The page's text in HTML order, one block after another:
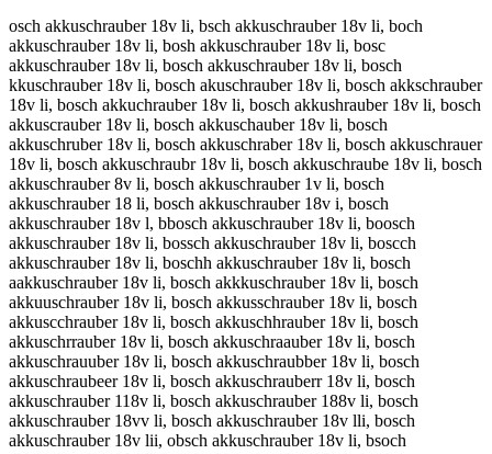
osch akkuschrauber 18v li, bsch akkuschrauber 18v li, boch akkuschrauber 18v li, bosh akkuschrauber 18v li, bosc akkuschrauber 18v li, bosch akkuschrauber 18v li, bosch kkuschrauber 18v li, bosch akuschrauber 18v li, bosch akkschrauber 18v li, bosch akkuchrauber 18v li, bosch akkushrauber 18v li, bosch akkuscrauber 18v li, bosch akkuschauber 18v li, bosch akkuschruber 18v li, bosch akkuschraber 18v li, bosch akkuschrauer 18v li, bosch akkuschraubr 18v li, bosch akkuschraube 18v li, bosch akkuschrauber 8v li, bosch akkuschrauber 1v li, bosch akkuschrauber 18 li, bosch akkuschrauber 18v i, bosch akkuschrauber 18v l, bbosch akkuschrauber 18v li, boosch akkuschrauber 18v li, bossch akkuschrauber 18v li, boscch akkuschrauber 18v li, boschh akkuschrauber 18v li, bosch aakkuschrauber 18v li, bosch akkkuschrauber 18v li, bosch akkuuschrauber 18v li, bosch akkusschrauber 18v li, bosch akkuscchrauber 18v li, bosch akkuschhrauber 18v li, bosch akkuschrrauber 18v li, bosch akkuschraauber 18v li, bosch akkuschrauuber 18v li, bosch akkuschraubber 18v li, bosch akkuschraubeer 18v li, bosch akkuschrauberr 18v li, bosch akkuschrauber 118v li, bosch akkuschrauber 188v li, bosch akkuschrauber 18vv li, bosch akkuschrauber 18v lli, bosch akkuschrauber 18v lii, obsch akkuschrauber 18v li, bsoch akkuschrauber 18v li, bocsh akkuschrauber 18v li, boshc akkuschrauber 18v li, bosc hakkuschrauber 18v li, boscha kkuschrauber 18v li, bosch kakuschrauber 18v li, bosch akukschrauber 18v li, bosch akksuchrauber 18v li, bosch akkucshrauber 18v li, bosch akkushcrauber 18v li, bosch akkuscrhauber 18v li, bosch akkuscharuber 18v li, bosch akkuschruaber 18v li, bosch akkuschrabuer 18v li, bosch akkuschrauebr 18v li, bosch akkuschraubre 18v li, bosch akkuschraube r18v li, bosch akkuschrauber1 8v li, bosch akkuschrauber 81v li, bosch akkuschrauber 1v8 li, bosch akkuschrauber 18 vli, bosch akkuschrauber 18vl i, bosch akkuschrauber 18v il, boschakkuschrauber 18v li, bosch akkuschrauber18v li, bosch akkuschrauber 18vli, osch akkuschrauber 18v li, vosch akkuschrauber 18v li, fosch akkuschrauber 18v li, gosch akkuschrauber 18v li, hosch akkuschrauber 18v li, nosch akkuschrauber 18v li, bisch akkuschrauber 18v li, bksch akkuschrauber 18v li, blsch akkuschrauber 18v li, bpsch akkuschrauber 18v li, b9sch akkuschrauber 18v li, b0sch akkuschrauber 18v li, boqch akkuschrauber 18v li, bowch akkuschrauber 18v li, boech akkuschrauber 18v li, bozch akkuschrauber 18v li, boxch akkuschrauber 18v li, bocch akkuschrauber 18v li, bos h akkuschrauber 18v li, bosxh akkuschrauber 18v li, bossh akkuschrauber 18v li, bosdh akkuschrauber 18v li, bosfh akkuschrauber 18v li, bosvh akkuschrauber 18v li, boscb akkuschrauber 18v li, boscg akkuschrauber 18v li, bosct akkuschrauber 18v li, boscy akkuschrauber 18v li, boscu akkuschrauber 18v li, boscj akkuschrauber 18v li, boscm akkuschrauber 18v li, boscn akkuschrauber 18v li, bosch qkkuschrauber 18v li, bosch wkkuschrauber 18v li, bosch zkkuschrauber 18v li, bosch xkkuschrauber 18v li, bosch aukuschrauber 18v li, bosch ajkuschrauber 18v li, bosch amkuschrauber 18v li, bosch alkuschrauber 18v li, bosch aokuschrauber 18v li, bosch akuuschrauber 18v li, bosch akjuschrauber 18v li, bosch akmuschrauber 18v li, bosch akluschrauber 18v li, bosch akouschrauber 18v li, bosch akkyschrauber 18v li, bosch akkhschrauber 18v li, bosch akkjschrauber 18v li, bosch akkkschrauber 18v li, bosch akkischrauber 18v li, bosch akk7schrauber 18v li, bosch akk8schrauber 18v li, bosch akkuqchrauber 18v li, bosch akkuwchrauber 18v li, bosch akkuechrauber 18v li, bosch akkuzchrauber 18v li, bosch akkuxchrauber 18v li, bosch akkucchrauber 18v li, bosch akkus hrauber 18v li, bosch akkusxhrauber 18v li, bosch akkusshrauber 18v li, bosch akkusdhrauber 18v li, bosch akkusfhrauber 18v li, bosch akkusvhrauber 18v li, bosch akkuscbrauber 18v li, bosch akkuscgrauber 18v li, bosch akkusctrauber 18v li, bosch akkuscyrauber 18v li, bosch akkuscurauber 18v li, bosch akkuscjrauber 18v li, bosch akkuscmrauber 18v li, bosch akkuscnrauber 18v li, bosch akkuscheauber 18v li, bosch akkuschdauber 18v li, bosch akkuschfauber 18v li, bosch akkuschgauber 18v li, bosch akkuschtauber 18v li, bosch akkusch4auber 18v li, bosch akkusch5auber 18v li, bosch akkuschrquber 18v li, bosch akkuschrwuber 18v li, bosch akkuschrzuber 18v li, bosch akkuschrxuber 18v li, bosch akkuschrayber 18v li, bosch akkuschrahber 18v li, bosch akkuschrajber 18v li, bosch akkuschrakber 18v li, bosch akkuschraiber 18v li, bosch akkuschra7ber 18v li, bosch akkuschra8ber 18v li, bosch akkuschrau er 18v li, bosch akkuschrauver 18v li, bosch akkuschraufer 18v li, bosch akkuschrauger 18v li, bosch akkuschrauher 18v li, bosch akkuschrauner 18v li, bosch akkuschraubwr 18v li, bosch akkuschraubsr 18v li, bosch akkuschraubdr 18v li, bosch akkuschraubfr 18v li, bosch akkuschraubrr 18v li, bosch akkuschraub3r 18v li, bosch akkuschraub4r 18v li, bosch akkuschraubee 18v li, bosch akkuschraubed 18v li, bosch akkuschraubef 18v li, bosch akkuschraubeg 18v li, bosch akkuschraubet 18v li, bosch akkuschraube4 18v li, bosch akkuschraube5 18v li, bosch akkuschrauber q8v li, bosch akkuschrauber w8v li, bosch akkuschrauber 1uv li, bosch akkuschrauber 1iv li, bosch akkuschrauber 1ov li, bosch akkuschrauber 18 li, bosch akkuschrauber 18c li, bosch akkuschrauber 18d li, bosch akkuschrauber 18f li, bosch akkuschrauber 18g li, bosch akkuschrauber 18b li, bosch akkuschrauber 18v pi, bosch akkuschrauber 18v oi, bosch akkuschrauber 18v ii, bosch akkuschrauber 18v ki, bosch akkuschrauber 18v mi, bosch akkuschrauber 18v lu, bosch akkuschrauber 18v lj, bosch akkuschrauber 18v lk, bosch akkuschrauber 18v ll, bosch akkuschrauber 18v lo, bosch akkuschrauber 18v l8, bosch akkuschrauber 18v l9, bosch akkuschrauber 18v li, b osch akkuschrauber 18v li, vbosch akkuschrauber 18v li, bvosch akkuschrauber 18v li, fbosch akkuschrauber 18v li, bfosch akkuschrauber 18v li, gbosch akkuschrauber 18v li, bgosch akkuschrauber 18v li, hbosch akkuschrauber 18v li, bhosch akkuschrauber 18v li, nbosch akkuschrauber 18v li, bnosch akkuschrauber 18v li, biosch akkuschrauber 18v li, boisch akkuschrauber 18v li, bkosch akkuschrauber 18v li, boksch akkuschrauber 18v li, blosch akkuschrauber 18v li, bolsch akkuschrauber 18v li, bposch akkuschrauber 18v li, bopsch akkuschrauber 18v li, b9osch akkuschrauber 18v li, bo9sch akkuschrauber 18v li, b0osch akkuschrauber 18v li, bo0sch akkuschrauber 18v li, boqsch akkuschrauber 18v li, bosqch akkuschrauber 18v li, bowsch akkuschrauber 18v li, boswch akkuschrauber 18v li, boesch akkuschrauber 18v li, bosech akkuschrauber 18v li, bozsch akkuschrauber 18v li, boszch akkuschrauber 18v li, boxsch akkuschrauber 18v li, bosxch akkuschrauber 18v li, bocsch akkuschrauber 18v li, bos ch akkuschrauber 18v li, bosc h akkuschrauber 18v li, boscxh akkuschrauber 18v li, boscsh akkuschrauber 18v li, bosdch akkuschrauber 18v li, boscdh akkuschrauber 18v li, bosfch akkuschrauber 18v li, boscfh akkuschrauber 18v li, bosvch akkuschrauber 18v li, boscvh akkuschrauber 18v li, boscbh akkuschrauber 18v li, boschb akkuschrauber 18v li, boscgh akkuschrauber 18v li, boschg akkuschrauber 18v li, boscth akkuschrauber 18v li, boscht akkuschrauber 18v li, boscyh akkuschrauber 18v li, boschy akkuschrauber 18v li, boscuh akkuschrauber 18v li, boschu akkuschrauber 18v li, boscjh akkuschrauber 18v li, boschj akkuschrauber 18v li, boscmh akkuschrauber 18v li, boschm akkuschrauber 18v li, boscnh akkuschrauber 18v li, boschn akkuschrauber 18v li, bosch qakkuschrauber 18v li, bosch aqkkuschrauber 18v li, bosch wakkuschrauber 18v li, bosch awkkuschrauber 18v li, bosch zakkuschrauber 18v li, bosch azkkuschrauber 18v li, bosch xakkuschrauber 18v li, bosch axkkuschrauber 18v li, bosch aukkuschrauber 18v li, bosch akukuschrauber 18v li, bosch ajkkuschrauber 18v li, bosch akjkuschrauber 18v li, bosch amkkuschrauber 18v li, bosch akmkuschrauber 18v li, bosch alkkuschrauber 18v li, bosch aklkuschrauber 18v li, bosch aokkuschrauber 18v li, bosch akokuschrauber 18v li, bosch akkjuschrauber 18v li, bosch akkmuschrauber 18v li, bosch akkluschrauber 18v li, bosch akkouschrauber 18v li, bosch akkyuschrauber 18v li, bosch akkuyschrauber 18v li, bosch akkhuschrauber 18v li, bosch akkuhschrauber 18v li, bosch akkujschrauber 18v li, bosch akkukschrauber 18v li, bosch akkiuschrauber 18v li, bosch akkuischrauber 18v li, bosch akk7uschrauber 18v li, bosch akku7schrauber 18v li, bosch akk8uschrauber 18v li, bosch akku8schrauber 18v li, bosch akkuqschrauber 18v li, bosch akkusqchrauber 18v li, bosch akkuwschrauber 18v li, bosch akkuswchrauber 18v li, bosch akkueschrauber 18v li, bosch akkusechrauber 18v li, bosch akkuzschrauber 18v li, bosch akkuszchrauber 18v li, bosch akkuxschrauber 18v li, bosch akkusxchrauber 18v li, bosch akkucschrauber 18v li, bosch akkus chrauber 18v li, bosch akkusc hrauber 18v li, bosch akkuscxhrauber 18v li, bosch akkuscshrauber 18v li, bosch akkusdchrauber 18v li, bosch akkuscdhrauber 18v li, bosch akkusfchrauber 18v li, bosch akkuscfhrauber 18v li, bosch akkusvchrauber 18v li, bosch akkuscvhrauber 18v li, bosch akkuscbhrauber 18v li, bosch akkuschbrauber 18v li, bosch akkuscghrauber 18v li, bosch akkuschgrauber 18v li, bosch akkuscthrauber 18v li, bosch akkuschtrauber 18v li, bosch akkuscyhrauber 18v li, bosch akkuschyrauber 18v li, bosch akkuscuhrauber 18v li, bosch akkuschurauber 18v li, bosch akkuscjhrauber 18v li, bosch akkuschjrauber 18v li, bosch akkuscmhrauber 18v li, bosch akkuschmrauber 18v li, bosch akkuscnhrauber 18v li, bosch akkuschnrauber 18v li, bosch akkuscherauber 18v li, bosch akkuschreauber 18v li, bosch akkuschdrauber 18v li, bosch akkuschrdauber 18v li, bosch akkuschfrauber 18v li, bosch akkuschrfauber 18v li, bosch akkuschrgauber 18v li, bosch akkuschrtauber 18v li, bosch akkusch4rauber 18v li, bosch akkuschr4auber 18v li, bosch akkusch5rauber 18v li, bosch akkuschr5auber 18v li, bosch akkuschrqauber 18v li, bosch akkuschraquber 18v li,